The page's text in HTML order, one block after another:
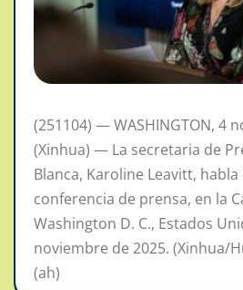
(251104) — WASHINGTON, 4
(Xinhua) — La secretaria de
Blanca, Karoline Leavitt,
conferencia de prensa, en la
Washington D. C., Estados
noviembre de 2025. (Xinhua/
(ah)